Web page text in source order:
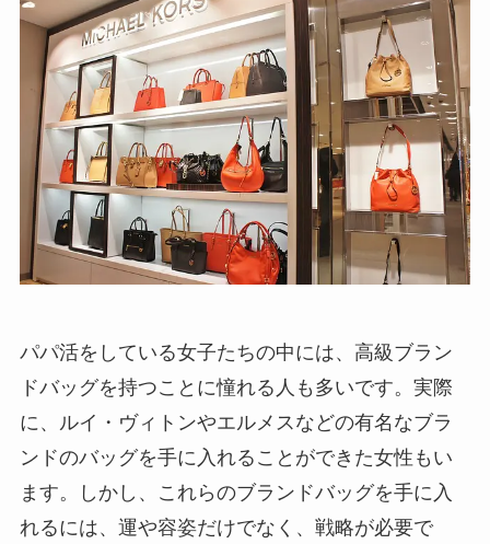
パパ活をしている女子たちの中には、高級ブラン
ドバッグを持つことに憧れる人も多いです。実際
に、ルイ・ヴィトンやエルメスなどの有名なブラ
ンドのバッグを手に入れることができた女性もい
ます。しかし、これらのブランドバッグを手に入
れるには、運や容姿だけでなく、戦略が必要で